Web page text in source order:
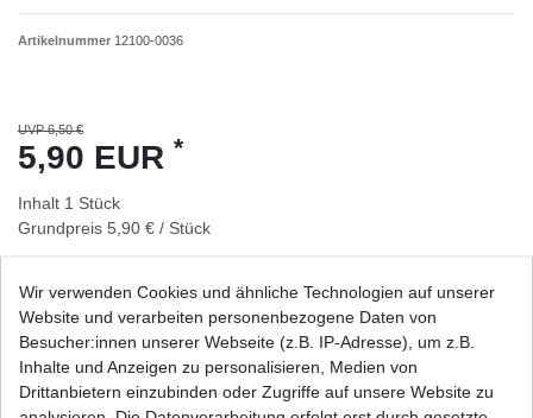
Artikelnummer 12100-0036
UVP 6,50 €
5,90 EUR *
Inhalt 1 Stück
Grundpreis 5,90 € / Stück
In den Warenkorb
Wunschliste
Wir verwenden Cookies und ähnliche Technologien auf unserer
Website und verarbeiten personenbezogene Daten von
Besucher:innen unserer Webseite (z.B. IP-Adresse), um z.B.
Inhalte und Anzeigen zu personalisieren, Medien von
Drittanbietern einzubinden oder Zugriffe auf unsere Website zu